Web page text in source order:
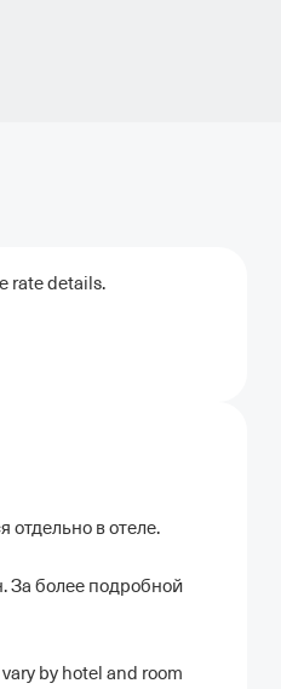
rate details.
отдельно в отеле.
За более подробной
by hotel and room